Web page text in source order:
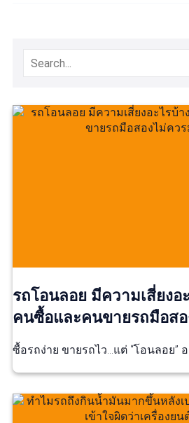
รถโอนลอย มีความเสี่ยงอ
คนซื้อและคนขายรถมือส
ซื้อรถง่าย ขายรถไว…แต่ “โอนลอย”